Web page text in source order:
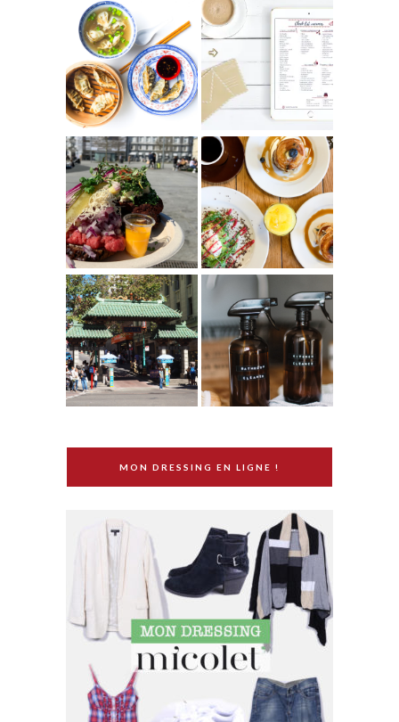
MON DRESSING EN LIGNE !